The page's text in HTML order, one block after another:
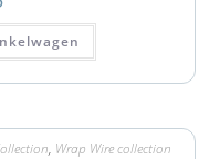
, Wrap Wire collection